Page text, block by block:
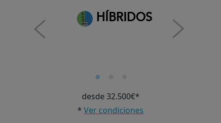
HÍBRIDOS
desde 32.500€*
* Ver condiciones